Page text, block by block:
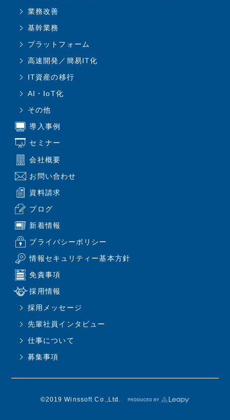
業務改善
基幹業務
プラットフォーム
高速開発／簡易IT化
IT資産の移行
AI・IoT化
その他
導入事例
セミナー
会社概要
お問い合わせ
資料請求
ブログ
新着情報
プライバシーポリシー
情報セキュリティー基本方針
免責事項
採用情報
採用メッセージ
先輩社員インタビュー
仕事について
募集事項
©2019 Winssoft Co.,Ltd.